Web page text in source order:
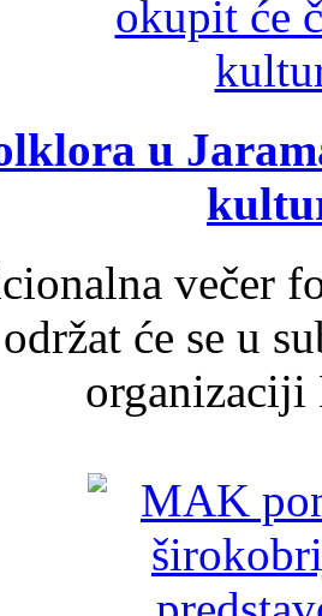
u
večer
će se u
organizaciji